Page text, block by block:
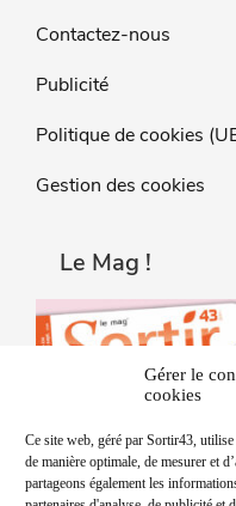
Gérer le
cookies
Ce site web, géré par Sortir43,
de manière optimale, de mesurer et
partageons également les
Contactez-nous
Publicité
Politique de cookies
Gestion des cookies
Le Mag !